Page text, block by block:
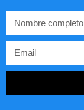
LEER